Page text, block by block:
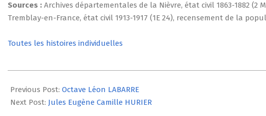
Sources : Archives départementales de la Nièvre, état civil 1863-1882 (2
Tremblay-en-France, état civil 1913-1917 (1E 24), recensement de la
Toutes les histoires individuelles
07-
24
Previous Post: Octave Léon LABARRE
Next Post: Jules Eugène Camille HURIER